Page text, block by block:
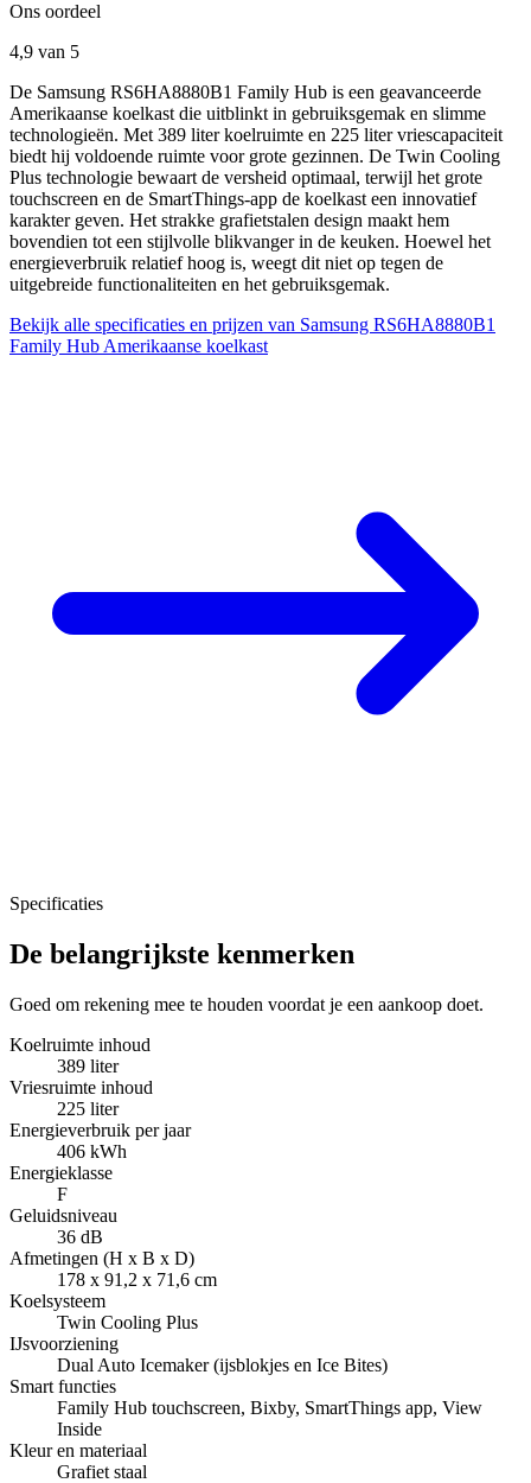
Ons oordeel
4,9 van 5
De Samsung RS6HA8880B1 Family Hub is een geavanceerde
Amerikaanse koelkast die uitblinkt in gebruiksgemak en slimme
technologieën. Met 389 liter koelruimte en 225 liter vriescapaciteit
biedt hij voldoende ruimte voor grote gezinnen. De Twin Cooling
Plus technologie bewaart de versheid optimaal, terwijl het grote
touchscreen en de SmartThings-app de koelkast een innovatief
karakter geven. Het strakke grafietstalen design maakt hem
bovendien tot een stijlvolle blikvanger in de keuken. Hoewel het
energieverbruik relatief hoog is, weegt dit niet op tegen de
uitgebreide functionaliteiten en het gebruiksgemak.
Bekijk alle specificaties en prijzen van Samsung RS6HA8880B1
Family Hub Amerikaanse koelkast
Specificaties
De belangrijkste kenmerken
Goed om rekening mee te houden voordat je een aankoop doet.
Koelruimte inhoud
389 liter
Vriesruimte inhoud
225 liter
Energieverbruik per jaar
406 kWh
Energieklasse
F
Geluidsniveau
36 dB
Afmetingen (H x B x D)
178 x 91,2 x 71,6 cm
Koelsysteem
Twin Cooling Plus
IJsvoorziening
Dual Auto Icemaker (ijsblokjes en Ice Bites)
Smart functies
Family Hub touchscreen, Bixby, SmartThings app, View
Inside
Kleur en materiaal
Grafiet staal